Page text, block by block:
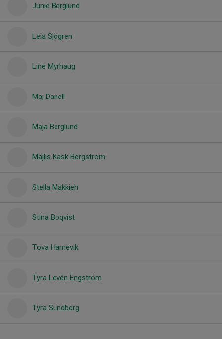
Junie Berglund
Leia Sjögren
Line Myrhaug
Maj Danell
Maja Berglund
Majlis Kask Bergström
Stella Makkieh
Stina Boqvist
Tova Harnevik
Tyra Levén Engström
Tyra Sundberg